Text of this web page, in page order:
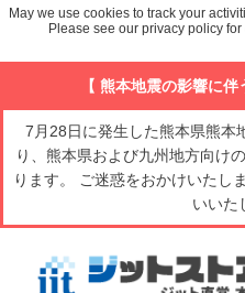
【 熊本地震の影響に伴
7月28日に発生した熊本県熊本
り、熊本県および九州地方向け
ります。 ご迷惑をおかけいたし
いいた
May we use cookies to track your
Please see our privacy policy